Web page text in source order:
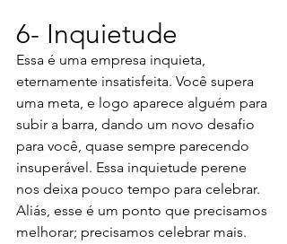
6- Inquietude
Essa é uma empresa inquieta,
eternamente insatisfeita. Você supera
uma meta, e logo aparece alguém para
subir a barra, dando um novo desafio
para você, quase sempre parecendo
insuperável. Essa inquietude perene
nos deixa pouco tempo para celebrar.
Aliás, esse é um ponto que precisamos
melhorar; precisamos celebrar mais.